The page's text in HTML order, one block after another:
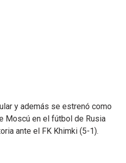
y además se estrenó como
Moscú en el fútbol de Rusia
ante el FK Khimki (5-1).